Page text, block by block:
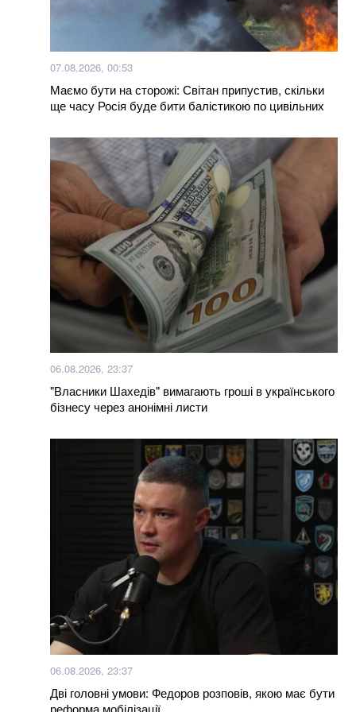
Рівень води підніметься до 20 см: українців
попереджають про затоплення
Великдень і комендантська година: про обмеження
07.08.2026, 00:53
Маємо бути на сторожі: Світан припустив, скільки
ще часу Росія буде бити балістикою по цивільних
06.08.2026, 23:37
"Власники Шахедів" вимагають гроші в українського
бізнесу через анонімні листи
06.08.2026, 23:37
Дві головні умови: Федоров розповів, якою має бути
реформа мобілізації